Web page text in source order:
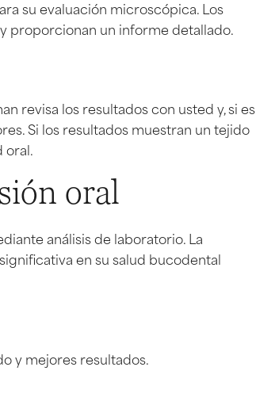
su evaluación microscópica. Los
proporcionan un informe detallado.
revisa los resultados con usted y, si es
Si los resultados muestran un tejido
oral.
oral
análisis de laboratorio. La
en su salud bucodental
y mejores resultados.